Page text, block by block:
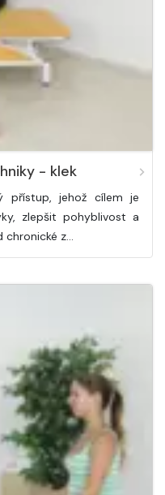
- klek
přístup, jehož cílem je
zlepšit pohyblivost a
z…